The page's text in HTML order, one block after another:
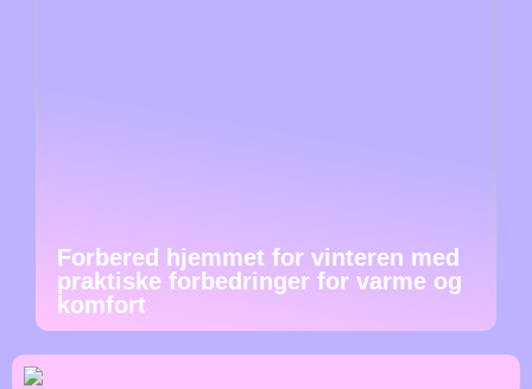
Forbered hjemmet for vinteren med
praktiske forbedringer for varme og
komfort